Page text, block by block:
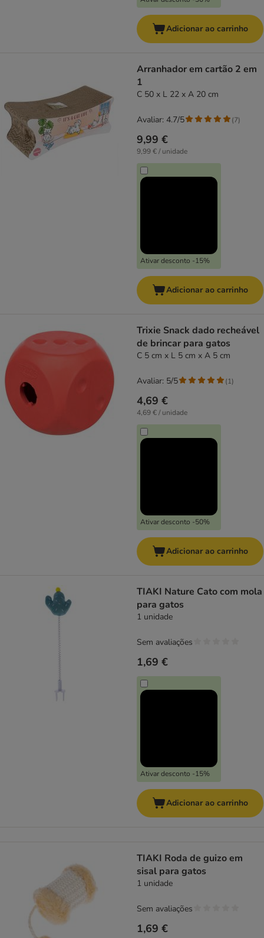
Adicionar ao carrinho
Arranhador em cartão 2 em
1
C 50 x L 22 x A 20 cm
9,99 €
9,99 € / unidade
Ativar desconto -15%
Avaliar: 4.7/5 (7)
Adicionar ao carrinho
Trixie Snack dado recheável
de brincar para gatos
C 5 cm x L 5 cm x A 5 cm
4,69 €
4,69 € / unidade
Ativar desconto -50%
Avaliar: 5/5 (1)
Adicionar ao carrinho
TIAKI Nature Cato com mola
para gatos
1 unidade
1,69 €
Ativar desconto -15%
Sem avaliações
Adicionar ao carrinho
TIAKI Roda de guizo em
sisal para gatos
1 unidade
1,69 €
Sem avaliações